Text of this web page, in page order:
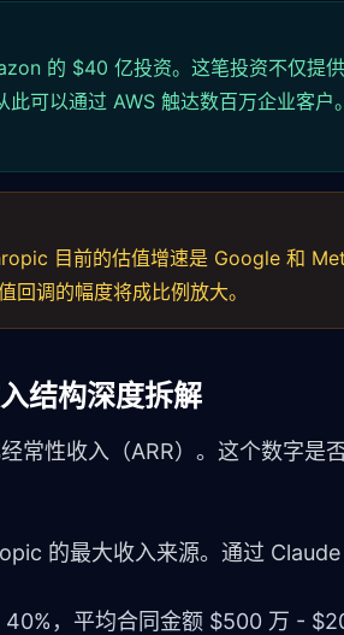
的 $40 亿投资。这笔投资不仅提
以通过 AWS 触达数百万企业客户
目前的估值增速是 Google 和
调的幅度将成比例放大。
结构深度拆解
常性收入（ARR）。这个数字是
的最大收入来源。通过
，平均合同金额 $500 万 -